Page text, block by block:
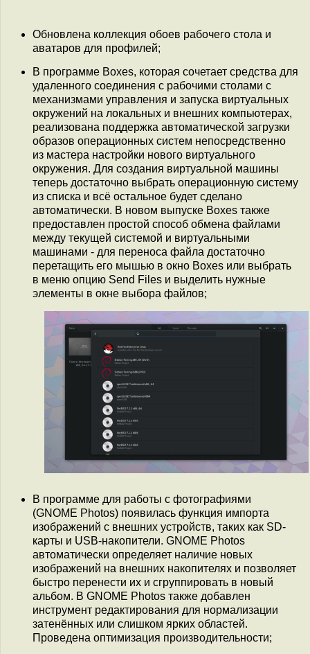
Обновлена коллекция обоев рабочего стола и
аватаров для профилей;
В программе Boxes, которая сочетает средства для
удаленного соединения с рабочими столами с
механизмами управления и запуска виртуальных
окружений на локальных и внешних компьютерах,
реализована поддержка автоматической загрузки
образов операционных систем непосредственно
из мастера настройки нового виртуального
окружения. Для создания виртуальной машины
теперь достаточно выбрать операционную систему
из списка и всё остальное будет сделано
автоматически. В новом выпуске Boxes также
предоставлен простой способ обмена файлами
между текущей системой и виртуальными
машинами - для переноса файла достаточно
перетащить его мышью в окно Boxes или выбрать
в меню опцию Send Files и выделить нужные
элементы в окне выбора файлов;
В программе для работы с фотографиями
(GNOME Photos) появилась функция импорта
изображений с внешних устройств, таких как SD-
карты и USB-накопители. GNOME Photos
автоматически определяет наличие новых
изображений на внешних накопителях и позволяет
быстро перенести их и сгруппировать в новый
альбом. В GNOME Photos также добавлен
инструмент редактирования для нормализации
затенённых или слишком ярких областей.
Проведена оптимизация производительности;